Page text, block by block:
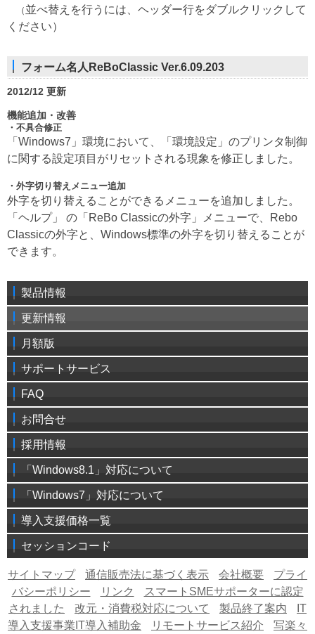
（ 並べ替えを行うには、ヘッダー行をダブルクリックして
ください）
フォーム名人ReBoClassic Ver.6.09.203
2012/12 更新
機能追加・改善
・不具合修正
「Windows7」環境において、「環境設定」のプリンタ制御
に関する設定項目がリセットされる現象を修正しました。
・ 外字切り替えメニュー追加
外字を切り替えることができるメニューを追加しました。
「ヘルプ」 の「ReBo Classicの外字」メニューで、Rebo
Classicの外字と、Windows標準の外字を切り替えることが
できます。
製品情報
更新情報
月額版
サポートサービス
FAQ
お問合せ
採用情報
「Windows8.1」対応について
「Windows7」対応について
導入支援価格一覧
セッションコード
サイトマップ 通信販売法に基づく表示 会社概要
プライ
バシーポリシー
リンク
スマートSMEサポーターに認定
されました
改元・消費税対応について 製品終了案内
IT
導入支援事業IT導入補助金
リモートサービス紹介 写楽々